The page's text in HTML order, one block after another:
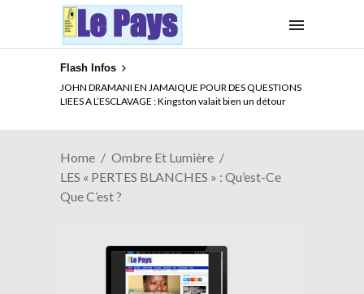
Flash Infos
JOHN DRAMANI EN JAMAIQUE POUR DES QUESTIONS
LIEES A L’ESCLAVAGE : Kingston valait bien un détour
ELECTION DE TALON A LA TETE DU SENAT BENINOIS :
Quand Patrice quitte le pouvoir sans partir !
Home
Ombre Et Lumière
LES « PERTES BLANCHES » : Qu’est-Ce
Que C’est ?